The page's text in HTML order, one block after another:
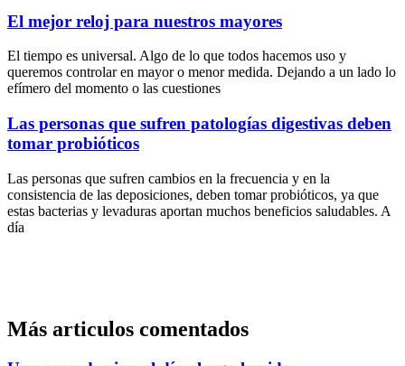
El mejor reloj para nuestros mayores
El tiempo es universal. Algo de lo que todos hacemos uso y
queremos controlar en mayor o menor medida. Dejando a un lado lo
efímero del momento o las cuestiones
Las personas que sufren patologías digestivas deben
tomar probióticos
Las personas que sufren cambios en la frecuencia y en la
consistencia de las deposiciones, deben tomar probióticos, ya que
estas bacterias y levaduras aportan muchos beneficios saludables. A
día
Más articulos comentados